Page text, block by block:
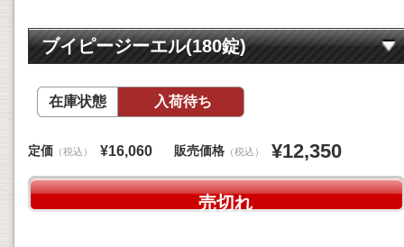
ブイピージーエル(180錠)
在庫状態 入荷待ち
定価 （税込） ¥16,060 販売価格 （税込） ¥12,350
売切れ